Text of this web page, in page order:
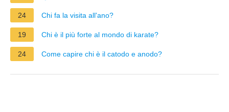
24 Chi fa la visita all'ano?
19 Chi è il più forte al mondo di karate?
24 Come capire chi è il catodo e anodo?